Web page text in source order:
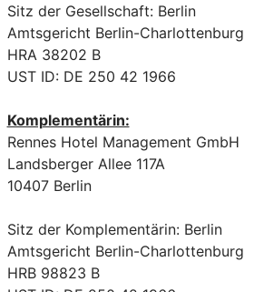
Sitz der Gesellschaft: Berlin
Amtsgericht Berlin-Charlottenburg
HRA 38202 B
UST ID: DE 250 42 1966
Komplementärin:
Rennes Hotel Management GmbH
Landsberger Allee 117A
10407 Berlin
Sitz der Komplementärin: Berlin
Amtsgericht Berlin-Charlottenburg
HRB 98823 B